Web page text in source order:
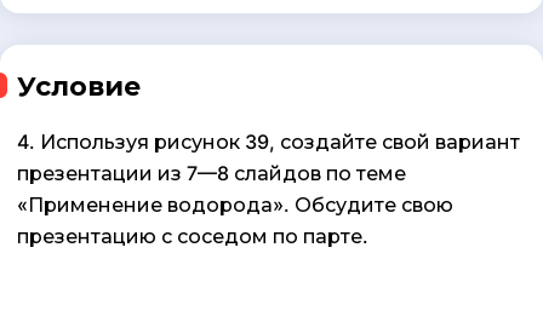
Условие
4. Используя рисунок 39, создайте свой вариант
презентации из 7—8 слайдов по теме
«Применение водорода». Обсудите свою
презентацию с соседом по парте.